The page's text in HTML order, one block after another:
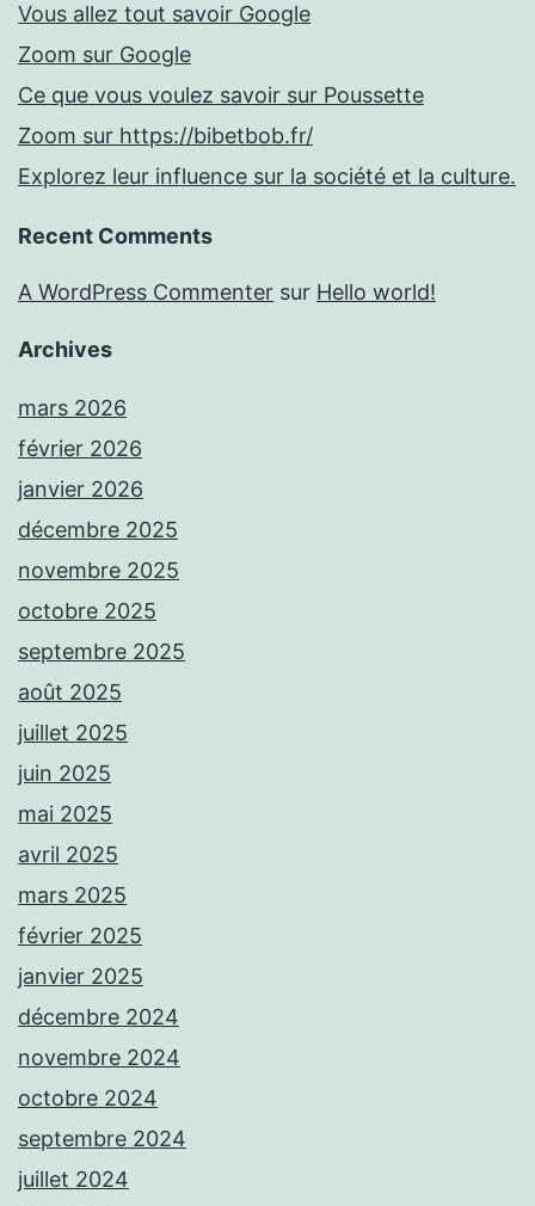
Vous allez tout savoir Google
Zoom sur Google
Ce que vous voulez savoir sur Poussette
Zoom sur https://bibetbob.fr/
Explorez leur influence sur la société et la culture.
Recent Comments
A WordPress Commenter sur Hello world!
Archives
mars 2026
février 2026
janvier 2026
décembre 2025
novembre 2025
octobre 2025
septembre 2025
août 2025
juillet 2025
juin 2025
mai 2025
avril 2025
mars 2025
février 2025
janvier 2025
décembre 2024
novembre 2024
octobre 2024
septembre 2024
juillet 2024